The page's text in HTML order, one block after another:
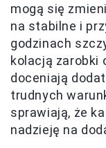
mogą się
na stabilne i
godzinach
kolacją zarobki
doceniają
trudnych
sprawiają, że
nadzieję na